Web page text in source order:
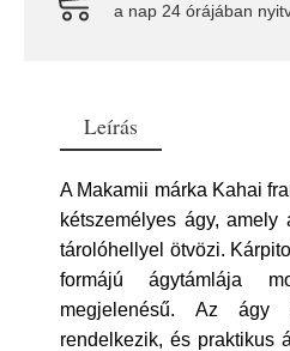
a nap 24 órájában
Leírás
A Makamii márka Kahai
kétszemélyes ágy, amely
tárolóhellyel ötvözi.
formájú ágytámlája
megjelenésű. Az ágy
rendelkezik, és praktikus